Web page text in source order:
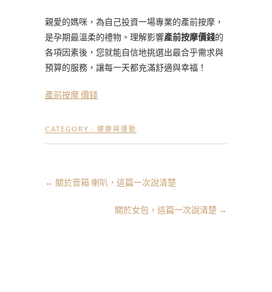
親愛的媽咪，為自己投資一場專業的產前按摩，
是孕期最溫柔的禮物。理解影響產前按摩價錢的
各項因素後，您就能自信地挑選出最合乎需求與
預算的服務，讓每一天都充滿舒適與幸福！
產前按摩 價錢
CATEGORY : 健康與運動
← 關於音箱 喇叭，這篇一次說清楚
關於女包，這篇一次說清楚 →